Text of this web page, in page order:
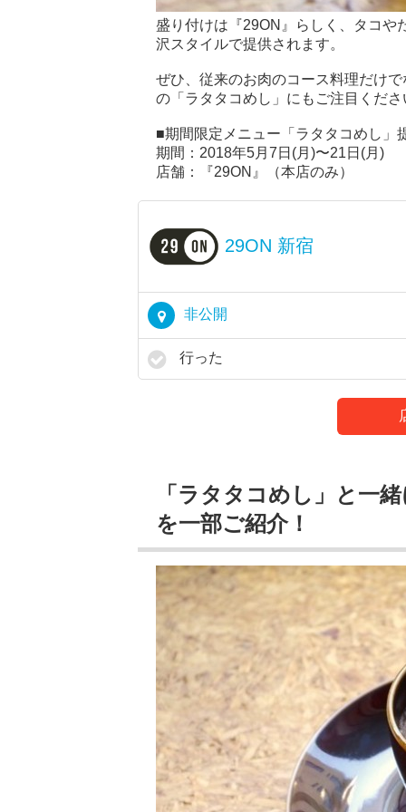
盛り付けは『29ON』らしく、タコや
沢スタイルで提供されます。
ぜひ、従来のお肉のコース料理だけ
の「ラタタコめし」にもご注目くださ
■期間限定メニュー「ラタタコめし」
期間：2018年5月7日(月)〜21日(月)
店舗：『29ON』（本店のみ）
29ON 新宿
非公開
行った
「ラタタコめし」と一
を一部ご紹介！